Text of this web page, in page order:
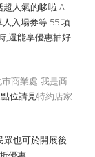
人氣的哆啦 A
入場券等 55 項
,還能享優惠抽好
市商業處-我是商
位請見特約店家
眾也可於開展後